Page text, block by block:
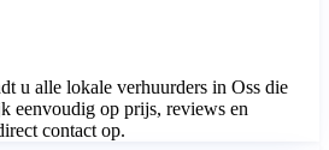
u alle lokale verhuurders in Oss die
eenvoudig op prijs, reviews en
contact op.